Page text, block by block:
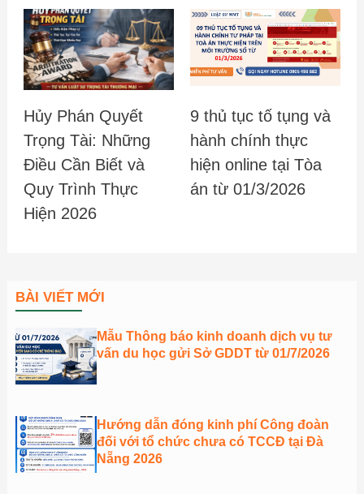
Hủy Phán Quyết
Trọng Tài: Những
Điều Cần Biết và
Quy Trình Thực
Hiện 2026
9 thủ tục tố tụng và
hành chính thực
hiện online tại Tòa
án từ 01/3/2026
BÀI VIẾT MỚI
Mẫu Thông báo kinh doanh dịch vụ tư
vấn du học gửi Sở GDDT từ 01/7/2026
Hướng dẫn đóng kinh phí Công đoàn
đối với tổ chức chưa có TCCĐ tại Đà
Nẵng 2026